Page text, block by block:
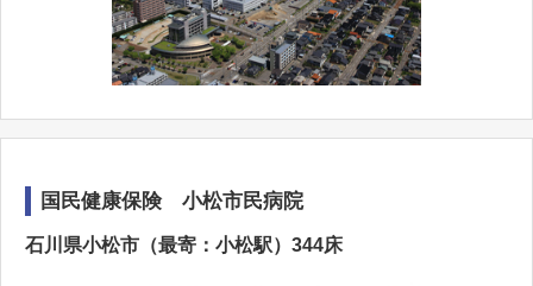
国民健康保険 小松市民病院
石川県小松市（最寄：小松駅）344床